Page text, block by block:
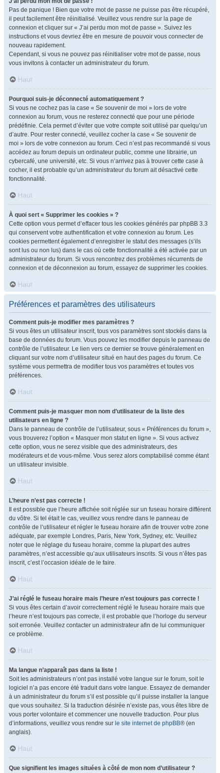
Pas de panique ! Bien que votre mot de passe ne puisse pas être récupéré,
il peut facilement être réinitialisé. Veuillez vous rendre sur la page de
connexion et cliquer sur « J’ai perdu mon mot de passe ». Suivez les
instructions et vous devriez être en mesure de pouvoir vous connecter de
nouveau rapidement.
Cependant, si vous ne pouvez pas réinitialiser votre mot de passe, nous
vous invitons à contacter un administrateur du forum.
Haut
Pourquoi suis-je déconnecté automatiquement ?
Si vous ne cochez pas la case « Se souvenir de moi » lors de votre
connexion au forum, vous ne resterez connecté que pour une période
prédéfinie. Cela permet d’éviter que votre compte soit utilisé par quelqu’un
d’autre. Pour rester connecté, veuillez cocher la case « Se souvenir de
moi » lors de votre connexion au forum. Ceci n’est pas recommandé si vous
accédez au forum depuis un ordinateur public, comme une librairie, un
cybercafé, une université, etc. Si vous n’arrivez pas à trouver cette case à
cocher, il est probable qu’un administrateur du forum ait désactivé cette
fonctionnalité.
Haut
À quoi sert « Supprimer les cookies » ?
Cette option vous permet d’effacer tous les cookies générés par phpBB 3.3
qui conservent votre authentification et votre connexion au forum. Les
cookies permettent également d’enregistrer le statut des messages (s’ils
sont lus ou non lus) dans le cas où cette fonctionnalité a été activée par un
administrateur du forum. Si vous rencontrez des problèmes récurrents de
connexion et de déconnexion au forum, essayez de supprimer les cookies.
Haut
Préférences et paramètres des utilisateurs
Comment puis-je modifier mes paramètres ?
Si vous êtes un utilisateur inscrit, tous vos paramètres sont stockés dans la
base de données du forum. Vous pouvez les modifier depuis le panneau de
contrôle de l’utilisateur. Le lien vers ce dernier se trouve généralement en
cliquant sur votre nom d’utilisateur situé en haut des pages du forum. Ce
système vous permettra de modifier tous vos paramètres et toutes vos
préférences.
Haut
Comment puis-je masquer mon nom d’utilisateur de la liste des
utilisateurs en ligne ?
Dans le panneau de contrôle de l’utilisateur, sous « Préférences du forum »,
vous trouverez l’option « Masquer mon statut en ligne ». Si vous activez
cette option, vous ne serez visible que des administrateurs, des
modérateurs et de vous-même. Vous serez alors comptabilisé comme étant
un utilisateur invisible.
Haut
L’heure n’est pas correcte !
Il est possible que l’heure affichée soit réglée sur un fuseau horaire différent
du vôtre. Si tel était le cas, veuillez vous rendre dans le panneau de
contrôle de l’utilisateur et régler le fuseau horaire afin de trouver votre zone
adéquate, par exemple Londres, Paris, New York, Sydney, etc. Veuillez
noter que le réglage du fuseau horaire, comme la plupart des autres
paramètres, n’est accessible qu’aux utilisateurs inscrits. Si vous n’êtes pas
inscrit, c’est l’occasion idéale de le faire.
Haut
J’ai réglé le fuseau horaire mais l’heure n’est toujours pas correcte !
Si vous êtes certain d’avoir correctement réglé le fuseau horaire mais que
l’heure n’est toujours pas correcte, il est probable que l’horloge du serveur
soit erronée. Veuillez contacter un administrateur afin de lui communiquer
ce problème.
Haut
Ma langue n’apparaît pas dans la liste !
Soit les administrateurs n’ont pas installé votre langue sur le forum, soit le
logiciel n’a pas encore été traduit dans votre langue. Essayez de demander
à un administrateur du forum s’il est possible qu’il puisse installer la langue
que vous souhaitez. Si la traduction désirée n’existe pas, vous êtes libre de
vous porter volontaire et commencer une nouvelle traduction. Pour plus
d’informations, veuillez vous rendre sur le site internet de phpBB® (en
anglais).
Haut
Que signifient les images situées à côté de mon nom d’utilisateur ?